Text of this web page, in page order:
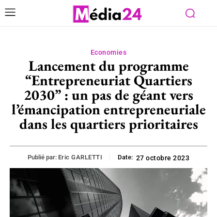
Economies
Lancement du programme
“Entrepreneuriat Quartiers
2030” : un pas de géant vers
l’émancipation entrepreneuriale
dans les quartiers prioritaires
Publié par: Eric GARLETTI Date: 27 octobre 2023